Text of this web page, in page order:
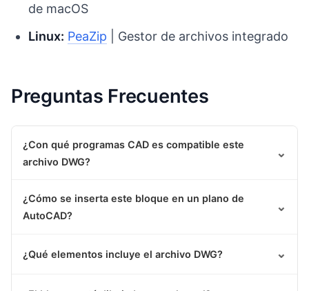
de macOS
Linux: PeaZip | Gestor de archivos integrado
Preguntas Frecuentes
¿Con qué programas CAD es compatible este
archivo DWG?
⌄
¿Cómo se inserta este bloque en un plano de
AutoCAD?
⌄
¿Qué elementos incluye el archivo DWG? ⌄